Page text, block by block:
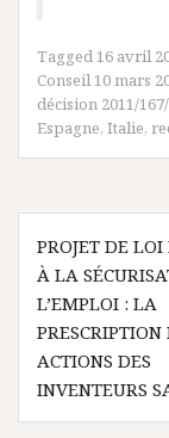
Tagged16 avril
Conseil 10 mars
décision 2011/
Espagne, Italie,
de
l’article
PROJET DE
À LA
L’EMPLOI : LA
PRESCRIPTION
ACTIONS DES
INVENTEURS